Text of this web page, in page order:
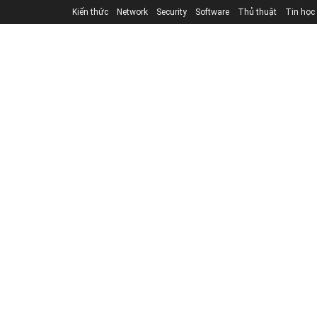
Kiến thức Network Security Software Thủ thuật Tin học